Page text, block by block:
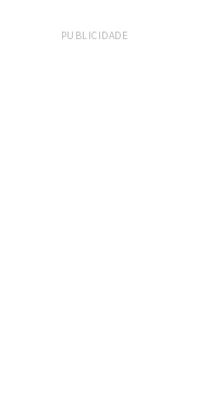
PUBLICIDADE